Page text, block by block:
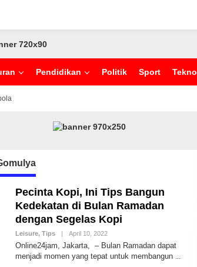
Pendidikan Politik Sport Tekno
Pecinta Kopi, Ini Tips Bangun
Kedekatan di Bulan Ramadan
dengan Segelas Kopi
Leisure, Tips | April 10, 2022B
Y
I
D
Online24jam, Jakarta, – Bulan Ramadan dapat
menjadi momen yang tepat untuk membangun